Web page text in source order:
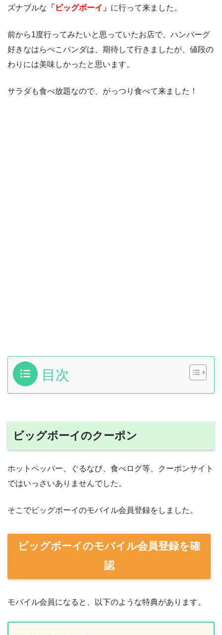
ズナブルな 「ビッグボーイ」 に行って来ました。
前から1度行ってみたいと思っていたお店で、ハンバーグ
好きなはらぺこパンダは、期待して行きましたが、値段の
わりには美味しかったと思います。
サラダも食べ放題なので、がっつり食べて来ました！
目次
ビッグボーイのクーポン
ホットペッパー、ぐるなび、食べログ等、クーポンサイト
ではいっさいありませんでした。
そこでビッグボーイのモバイル会員登録をしました。
ビッグボーイのモバイル会員登録を確
認
モバイル会員になると、以下のような特典があります。